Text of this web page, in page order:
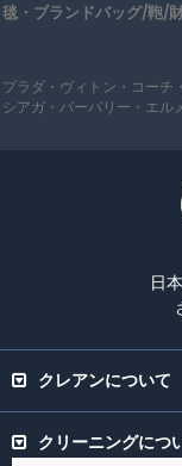
毯・ブランドバッグ/鞄/
プラダ・ヴィトン・コーチ
シアガ・バーバリー・エル
日
クレアンについて
クリーニングにつ